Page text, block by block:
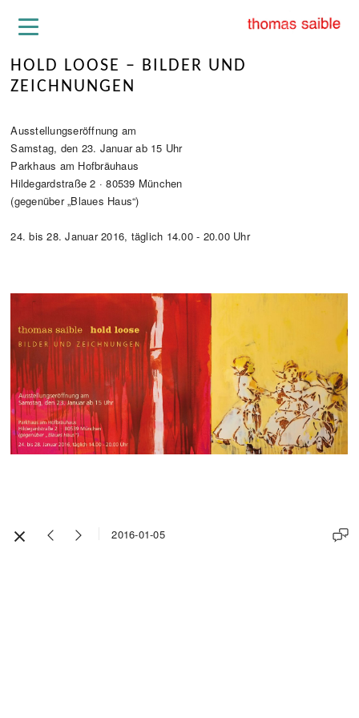
HOLD LOOSE – BILDER UND
ZEICHNUNGEN
Ausstellungseröffnung am
Samstag, den 23. Januar ab 15 Uhr
Parkhaus am Hofbräuhaus
Hildegardstraße 2 · 80539 München
(gegenüber „Blaues Haus“)
24. bis 28. Januar 2016, täglich 14.00 - 20.00 Uhr
2016-01-05